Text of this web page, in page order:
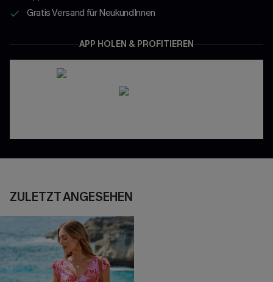
Gratis Versand für NeukundInnen
APP HOLEN & PROFITIEREN
ZULETZT ANGESEHEN